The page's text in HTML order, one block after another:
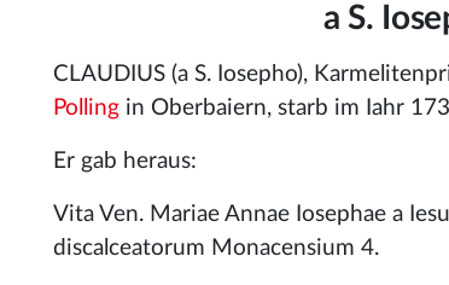
a S.
CLAUDIUS (a S. Iosepho),
Polling in Oberbaiern, starb im Iahr
Er gab heraus:
Vita Ven. Mariae Annae Iosephae a
discalceatorum Monacensium 4.